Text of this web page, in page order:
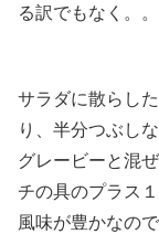
る訳でもなく。。
サラダに散らし
り、半分つぶし
グレービーと混
チの具のプラス１
風味が豊かなの